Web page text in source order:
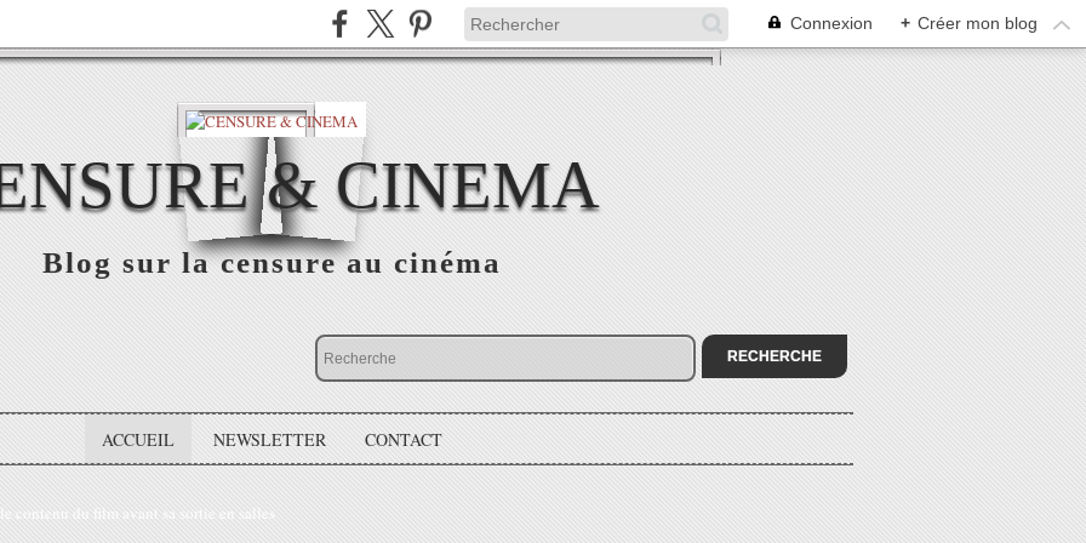
Connexion + Créer mon blog
& CINEMA
Blog sur la censure au cinéma
ACCUEIL NEWSLETTER CONTACT